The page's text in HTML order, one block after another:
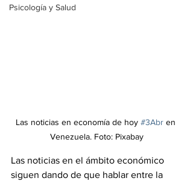
Psicología y Salud
Las noticias en economía de hoy #3Abr en
Venezuela. Foto: Pixabay
Las noticias en el ámbito económico
siguen dando de que hablar entre la